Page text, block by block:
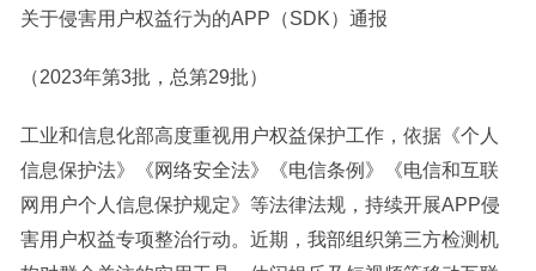
关于侵害用户权益行为的APP（SDK）通报
（2023年第3批，总第29批）
工业和信息化部高度重视用户权益保护工作，依据《个人
信息保护法》《网络安全法》《电信条例》《电信和互联
网用户个人信息保护规定》等法律法规，持续开展APP侵
害用户权益专项整治行动。近期，我部组织第三方检测机